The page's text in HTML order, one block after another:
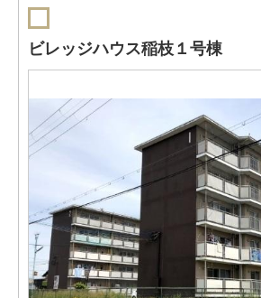
ビレッジハウス稲枝１号棟